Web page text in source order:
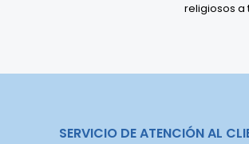
religiosos a
SERVICIO DE ATENCIÓN AL